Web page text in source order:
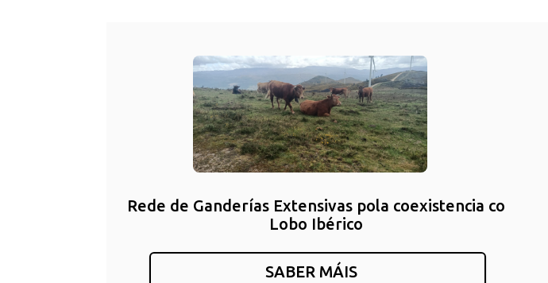
Rede de Ganderías Extensivas pola coexistencia co
Lobo Ibérico
SABER MÁIS